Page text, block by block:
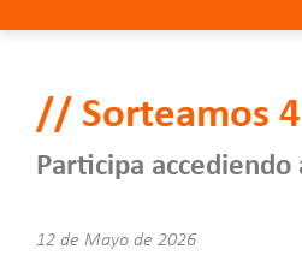
Sorteamos
Participa
12 de Mayo de 2026